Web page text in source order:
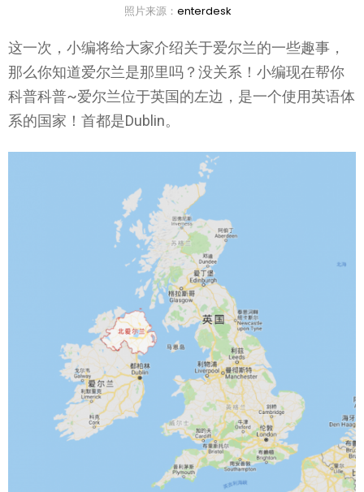
照片来源： enterdesk
这一次，小编将给大家介绍关于爱尔兰的一些趣事，
那么你知道爱尔兰是那里吗？没关系！小编现在帮你
科普科普~爱尔兰位于英国的左边，是一个使用英语体
系的国家！首都是Dublin。